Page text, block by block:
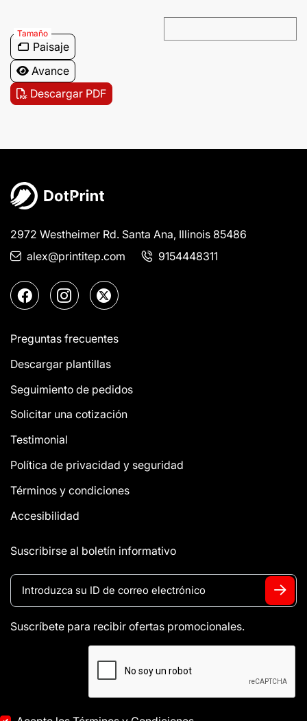
Tamaño
Paisaje
Avance
Descargar PDF
2972 Westheimer Rd. Santa Ana, Illinois 85486
alex@printitep.com
9154448311
Preguntas frecuentes
Descargar plantillas
Seguimiento de pedidos
Solicitar una cotización
Testimonial
Política de privacidad y seguridad
Términos y condiciones
Accesibilidad
Suscribirse al boletín informativo
Suscríbete para recibir ofertas promocionales.